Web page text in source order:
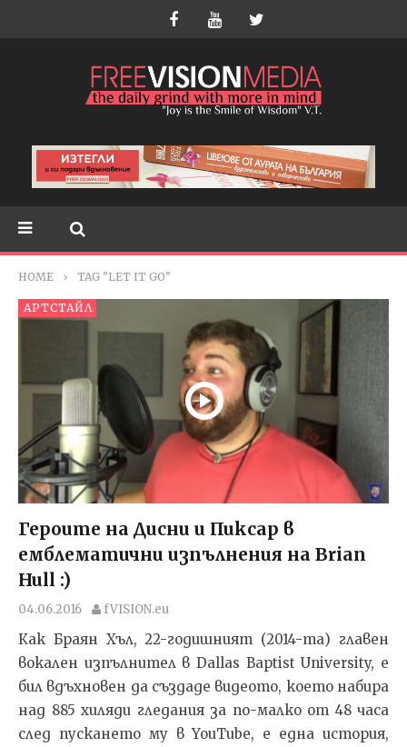
HOME TAG "LET IT GO"
АРТСТАЙЛ
Героите на Дисни и Пиксар в
емблематични изпълнения на Brian
Hull :)
04.06.2016 fVISION.eu
Как Браян Хъл, 22-годишният (2014-та) главен
вокален изпълнител в Dallas Baptist University, е
бил вдъхновен да създаде видеото, което набира
над 885 хиляди гледания за по-малко от 48 часа
след пускането му в YouTube, е една история,